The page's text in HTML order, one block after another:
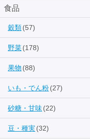
食品
穀類(57)
野菜(178)
果物 (88)
いも・でん粉(27)
砂糖・甘味(22)
豆・種実(32)